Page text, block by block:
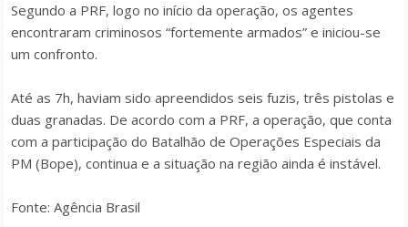
Segundo a PRF, logo no início da operação, os agentes
encontraram criminosos “fortemente armados” e iniciou-se
um confronto.
Até as 7h, haviam sido apreendidos seis fuzis, três pistolas e
duas granadas. De acordo com a PRF, a operação, que conta
com a participação do Batalhão de Operações Especiais da
PM (Bope), continua e a situação na região ainda é instável.
Fonte: Agência Brasil